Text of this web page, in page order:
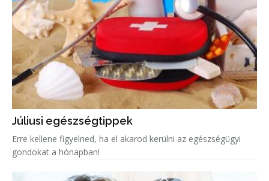
Júliusi egészségtippek
Erre kellene figyelned, ha el akarod kerülni az egészségügyi
gondokat a hónapban!